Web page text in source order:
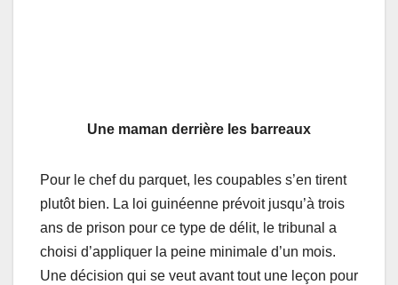
Une maman derrière les barreaux
Pour le chef du parquet, les coupables s’en tirent
plutôt bien. La loi guinéenne prévoit jusqu’à trois
ans de prison pour ce type de délit, le tribunal a
choisi d’appliquer la peine minimale d’un mois.
Une décision qui se veut avant tout une leçon pour